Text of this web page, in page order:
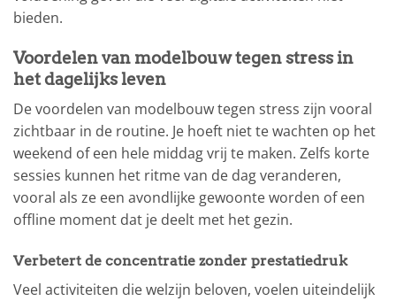
bieden.
Voordelen van modelbouw tegen stress in
het dagelijks leven
De voordelen van modelbouw tegen stress zijn vooral
zichtbaar in de routine. Je hoeft niet te wachten op het
weekend of een hele middag vrij te maken. Zelfs korte
sessies kunnen het ritme van de dag veranderen,
vooral als ze een avondlijke gewoonte worden of een
offline moment dat je deelt met het gezin.
Verbetert de concentratie zonder prestatiedruk
Veel activiteiten die welzijn beloven, voelen uiteindelijk